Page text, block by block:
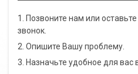
1. Позвоните нам или
звонок.
2. Опишите Вашу проблему.
3. Назначьте удобное для вас